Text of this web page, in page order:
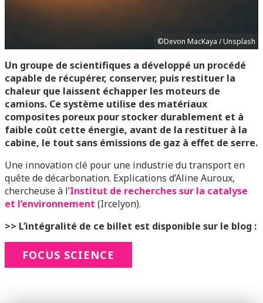
©Devon MacKaya / Unsplash
Un groupe de scientifiques a développé un procédé
capable de récupérer, conserver, puis restituer la
chaleur que laissent échapper les moteurs de
camions. Ce système utilise des matériaux
composites poreux pour stocker durablement et à
faible coût cette énergie, avant de la restituer à la
cabine, le tout sans émissions de gaz à effet de serre.
Une innovation clé pour une industrie du transport en
quête de décarbonation. Explications d’Aline Auroux,
chercheuse à l’Institut de recherches sur la catalyse
et l’environnement (Ircelyon).
>> L’intégralité de ce billet est disponible sur le blog :
FOCUS SCIENCE